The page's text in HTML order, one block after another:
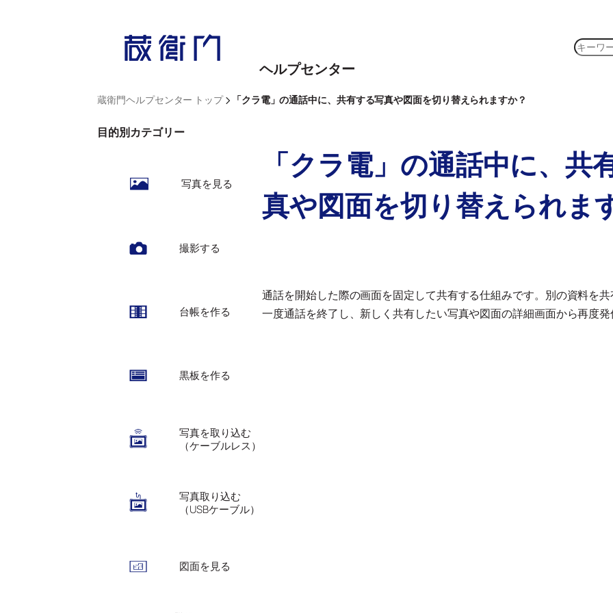
ヘルプセンター
検
蔵衛門ヘルプセンター トップ> 「クラ電」の通話中に、共有する写真や図面を切り替えられますか？
目的別カテゴリー
写真を見る
撮影する
台帳を作る
黒板を作る
写真を取り込む
（ケーブルレス）
写真取り込む
（USBケーブル）
図面を見る
「クラ電」の通話中に、共
真や図面を切り替えられま
通話を開始した際の画面を固定して共有する仕組みです。別の資料を共
一度通話を終了し、新しく共有したい写真や図面の詳細画面から再度発